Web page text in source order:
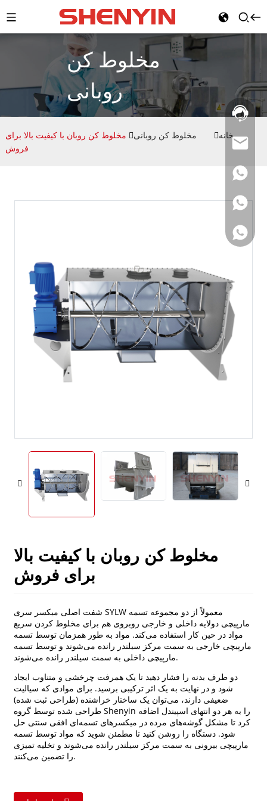
خط
تلفن
ویژه:
مخلوط کن
روبانی
خانه مخلوط کن روبانی
مخلوط کن روبان با کیفیت بالا برای
فروش
مخلوط کن روبان با کیفیت بالا
برای فروش
شفت اصلی میکسر سری SYLW معمولاً از دو مجموعه تسمه
مارپیچی دولایه داخلی و خارجی روبروی هم برای مخلوط کردن سریع
مواد در حین کار استفاده می‌کند. مواد به طور همزمان توسط تسمه
مارپیچی خارجی به سمت مرکز سیلندر رانده می‌شوند و توسط تسمه
مارپیچی داخلی به سمت سیلندر رانده می‌شوند.
دو طرف بدنه را فشار دهید تا یک همرفت چرخشی و متناوب ایجاد
شود و در نهایت به یک اثر ترکیبی برسید. برای موادی که سیالیت
ضعیفی دارند، می‌توان یک ساختار خراشنده (طراحی ثبت شده)
طراحی شده توسط گروه Shenyin را به هر دو انتهای اسپیندل اضافه
کرد تا مشکل گوشه‌های مرده در میکسرهای تسمه‌ای افقی سنتی حل
شود. دستگاه را روشن کنید تا مطمئن شوید که مواد توسط تسمه
مارپیچی بیرونی به سمت مرکز سیلندر رانده می‌شوند و تخلیه تمیزی
را تضمین می‌کنند.